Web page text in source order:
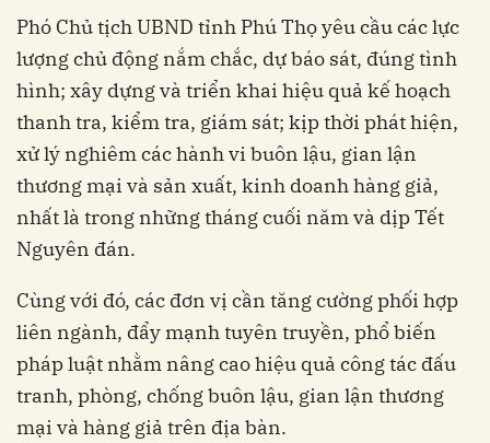
Phó Chủ tịch UBND tỉnh Phú Thọ yêu cầu các lực
lượng chủ động nắm chắc, dự báo sát, đúng tình
hình; xây dựng và triển khai hiệu quả kế hoạch
thanh tra, kiểm tra, giám sát; kịp thời phát hiện,
xử lý nghiêm các hành vi buôn lậu, gian lận
thương mại và sản xuất, kinh doanh hàng giả,
nhất là trong những tháng cuối năm và dịp Tết
Nguyên đán.
Cùng với đó, các đơn vị cần tăng cường phối hợp
liên ngành, đẩy mạnh tuyên truyền, phổ biến
pháp luật nhằm nâng cao hiệu quả công tác đấu
tranh, phòng, chống buôn lậu, gian lận thương
mại và hàng giả trên địa bàn.